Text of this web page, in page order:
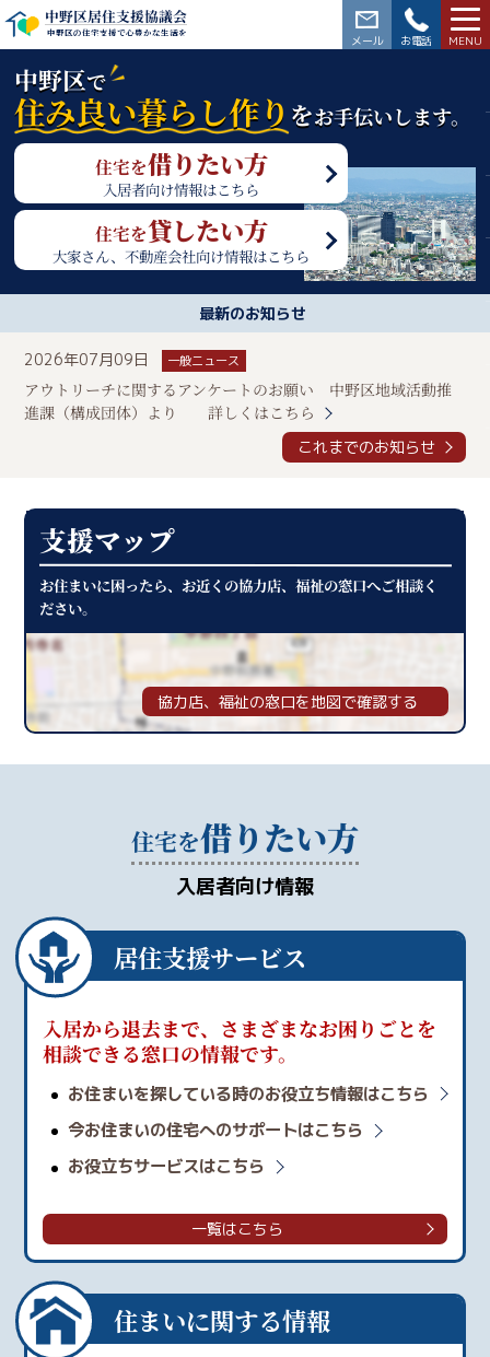
中野区居住支援協議会
中野区の住宅支援で心豊かな生活を
中野区で
住み良い暮らし作り をお手伝いします。
住宅を借りたい方
入居者向け情報はこちら
住宅を貸したい方
大家さん、不動産会社向け情報はこちら
最新のお知らせ
2026年07月09日 一般ニュース
アウトリーチに関するアンケートのお願い 中野区地域活動推
進課（構成団体）より詳しくはこちら
これまでのお知らせ
支援マップ
お住まいに困ったら、お近くの協力店、福祉の窓口へご相談く
ださい。
協力店、福祉の窓口を地図で確認する
住宅を借りたい方
入居者向け情報
居住支援サービス
入居から退去まで、さまざまなお困りごとを
相談できる窓口の情報です。
お住まいを探している時のお役立ち情報はこちら
今お住まいの住宅へのサポートはこちら
お役立ちサービスはこちら
一覧はこちら
住まいに関する情報